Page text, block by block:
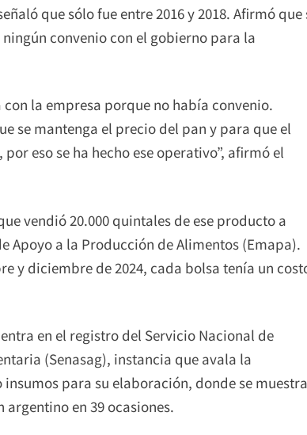
que sólo fue entre 2016 y 2018. Afirmó que
convenio con el gobierno para la
la empresa porque no había convenio.
se mantenga el precio del pan y para que el
eso se ha hecho ese operativo”, afirmó el
vendió 20.000 quintales de ese producto a
Apoyo a la Producción de Alimentos (Emapa).
y diciembre de 2024, cada bolsa tenía un
en el registro del Servicio Nacional de
(Senasag), instancia que avala la
para su elaboración, donde se muestra
en 39 ocasiones.